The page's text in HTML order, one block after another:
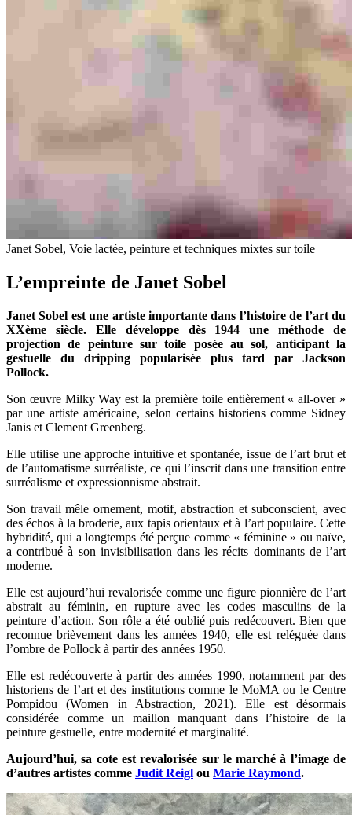
Janet Sobel, Voie lactée, peinture et techniques mixtes sur toile
L’empreinte de Janet Sobel
Janet Sobel est une artiste importante dans l’histoire de l’art du
XXème siècle. Elle développe dès 1944 une méthode de
projection de peinture sur toile posée au sol, anticipant la
gestuelle du dripping popularisée plus tard par Jackson
Pollock.
Son œuvre Milky Way est la première toile entièrement « all-over »
par une artiste américaine, selon certains historiens comme Sidney
Janis et Clement Greenberg.
Elle utilise une approche intuitive et spontanée, issue de l’art brut et
de l’automatisme surréaliste, ce qui l’inscrit dans une transition entre
surréalisme et expressionnisme abstrait.
Son travail mêle ornement, motif, abstraction et subconscient, avec
des échos à la broderie, aux tapis orientaux et à l’art populaire. Cette
hybridité, qui a longtemps été perçue comme « féminine » ou naïve,
a contribué à son invisibilisation dans les récits dominants de l’art
moderne.
Elle est aujourd’hui revalorisée comme une figure pionnière de l’art
abstrait au féminin, en rupture avec les codes masculins de la
peinture d’action. Son rôle a été oublié puis redécouvert. Bien que
reconnue brièvement dans les années 1940, elle est reléguée dans
l’ombre de Pollock à partir des années 1950.
Elle est redécouverte à partir des années 1990, notamment par des
historiens de l’art et des institutions comme le MoMA ou le Centre
Pompidou (Women in Abstraction, 2021). Elle est désormais
considérée comme un maillon manquant dans l’histoire de la
peinture gestuelle, entre modernité et marginalité.
Aujourd’hui, sa cote est revalorisée sur le marché à l’image de
d’autres artistes comme Judit Reigl ou Marie Raymond.